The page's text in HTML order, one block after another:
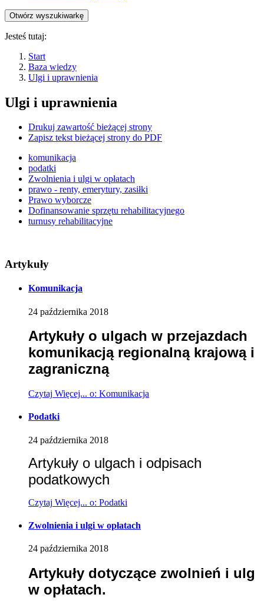
Otwórz wyszukiwarkę
Jesteś tutaj:
Start
Baza wiedzy
Ulgi i uprawnienia
Ulgi i uprawnienia
Drukuj zawartość bieżącej strony
Zapisz tekst bieżącej strony do PDF
komunikacja
podatki
Zwolnienia i ulgi w opłatach
prawo - renty, emerytury, zasiłki
Prawo wyborcze
Dofinansowanie sprzętu rehabilitacyjnego
turnusy rehabilitacyjne
Artykuły
Komunikacja
24 października 2018
Artykuły o ulgach w przejazdach
komunikacją regionalną krajową i
zagraniczną
Czytaj Więcej... o: Komunikacja
Podatki
24 października 2018
Artykuły o ulgach i odpisach
podatkowych
Czytaj Więcej... o: Podatki
Zwolnienia i ulgi w opłatach
24 października 2018
Artykuły dotyczące zwolnień i ulg
w opłatach.